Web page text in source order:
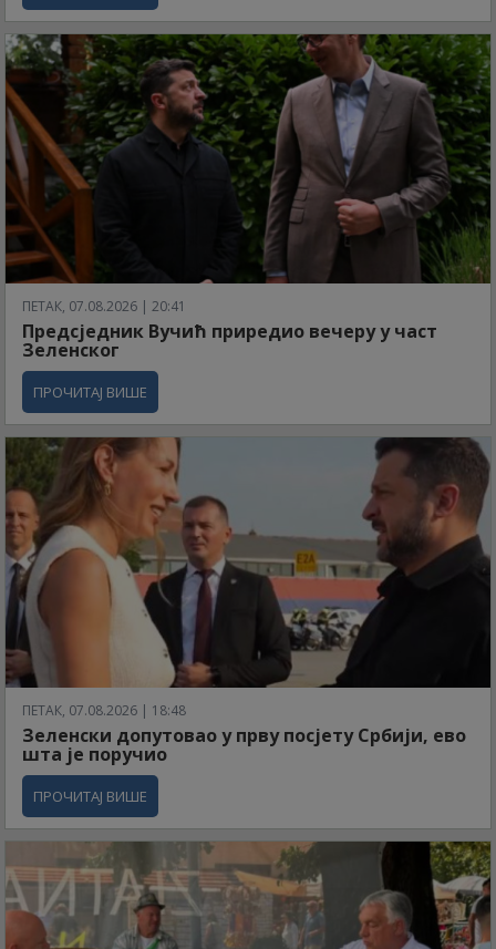
ПЕТАК, 07.08.2026 | 20:41
Предсједник Вучић приредио вечеру у част
Зеленског
ПРОЧИТАЈ ВИШЕ
ПЕТАК, 07.08.2026 | 18:48
Зеленски допутовао у прву посјету Србији, ево
шта је поручио
ПРОЧИТАЈ ВИШЕ